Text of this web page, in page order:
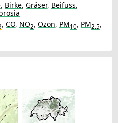
, Birke, Gräser, Beifuss,
, CO, NO2, Ozon, PM10, PM2.5,